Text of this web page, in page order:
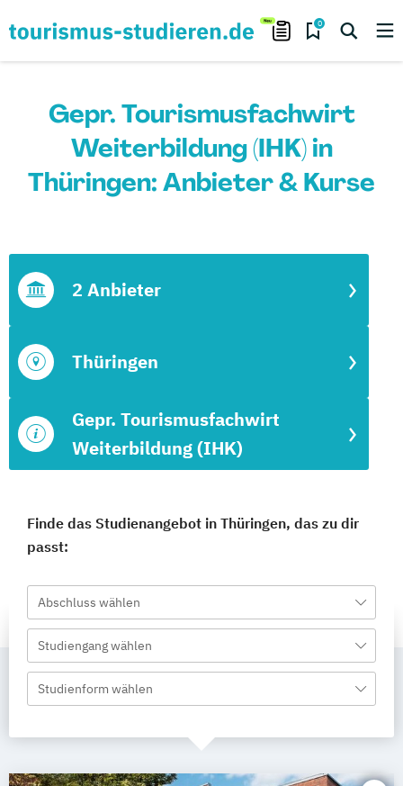
0
Gepr. Tourismusfachwirt
Weiterbildung (IHK) in
Thüringen: Anbieter & Kurse
Gepr. Tourismusfachwirt
Weiterbildung (IHK)
Thüringen
2 Anbieter
Finde das Studienangebot in Thüringen, das zu dir
passt:
Abschluss wählen
Studiengang wählen
Studienform wählen